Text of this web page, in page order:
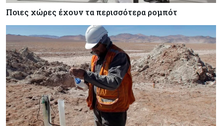
Ποιες χώρες έχουν τα περισσότερα ρομπότ